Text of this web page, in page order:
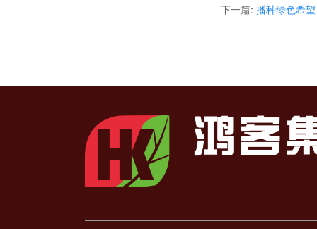
根据国家《“
下一篇: 播种绿色希